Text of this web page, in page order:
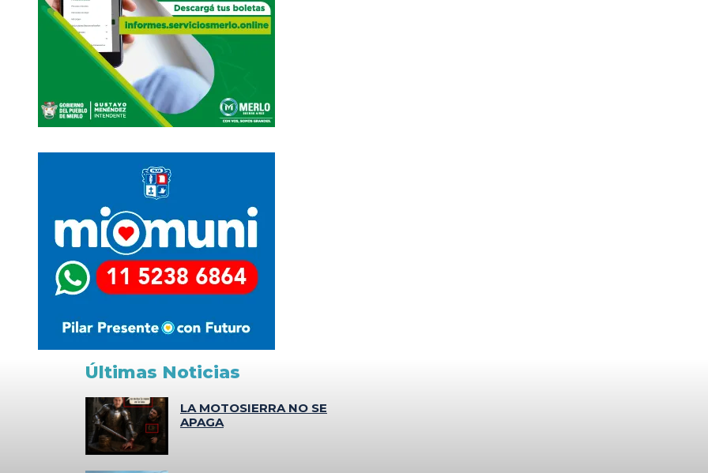
Últimas Noticias
LA MOTOSIERRA NO SE
APAGA